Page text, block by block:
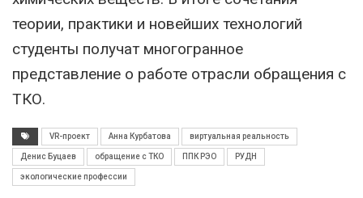
теории, практики и новейших технологий
студенты получат многогранное
представление о работе отрасли обращения с
ТКО.
VR-проект Анна Курбатова виртуальная реальность
Денис Буцаев обращение с ТКО ППК РЭО РУДН
экологические профессии